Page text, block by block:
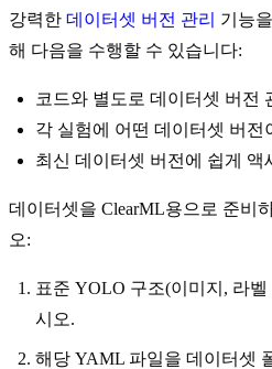
강력한 데이터셋 버전 관리 기능
해 다음을 수행할 수 있습니다:
코드와 별도로 데이터셋 버전
각 실험에 어떤 데이터셋 버전
최신 데이터셋 버전에 쉽게 액
데이터셋을 ClearML용으로 준비
오:
표준 YOLO 구조(이미지, 라
시오.
해당 YAML 파일을 데이터셋